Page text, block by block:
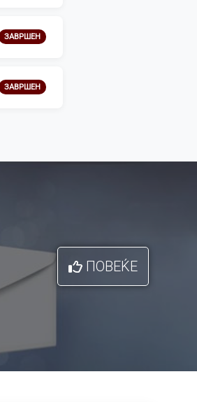
ЗАВРШЕН
ЗАВРШЕН
ПОВЕЌЕ